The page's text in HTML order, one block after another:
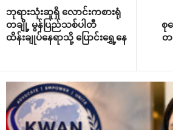
ဘုရားသုံးဆူရှိ လောင်းကစားရုံ
တချို့ မွန်ပြည်သစ်ပါတီ
ထိန်းချုပ်နေရာသို့ ပြောင်းရွှေ့နေ
စု
တ